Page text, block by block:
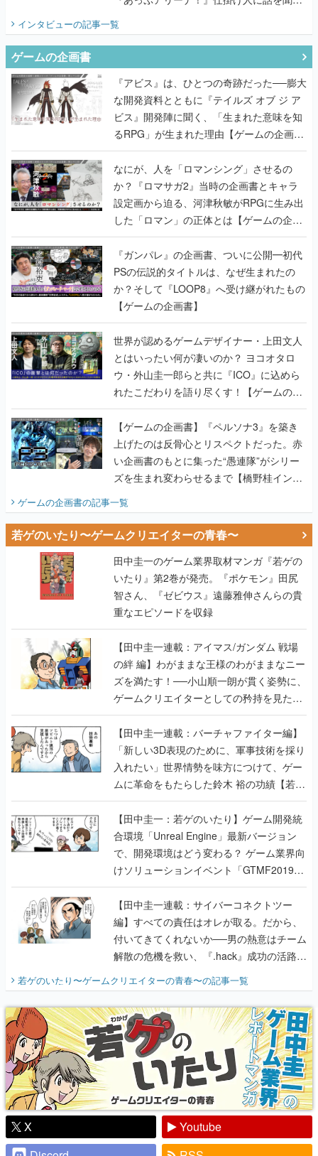
てみた
インタビューの記事一覧
ゲームの企画書
『アビス』は、ひとつの奇跡だった──膨大
な開発資料とともに『テイルズ オブ ジ ア
ビス』開発陣に聞く、「生まれた意味を知
るRPG」が生まれた理由【ゲームの企画
書】
なにが、人を「ロマンシング」させるの
か？『ロマサガ2』当時の企画書とキャラ
設定画から迫る、河津秋敏がRPGに生み出
した「ロマン」の正体とは【ゲームの企画
書】
『ガンパレ』の企画書、ついに公開━初代
PSの伝説的タイトルは、なぜ生まれたの
か？そして『LOOP8』へ受け継がれたもの
【ゲームの企画書】
世界が認めるゲームデザイナー・上田文人
とはいったい何が凄いのか？ ヨコオタロ
ウ・外山圭一郎らと共に『ICO』に込めら
れたこだわりを語り尽くす！【ゲームの企
画書】
【ゲームの企画書】『ペルソナ3』を築き
上げたのは反骨心とリスペクトだった。赤
い企画書のもとに集った“愚連隊”がシリー
ズを生まれ変わらせるまで【橋野桂インタ
ビュー】
ゲームの企画書の記事一覧
若ゲのいたり〜ゲームクリエイターの青春〜
田中圭一のゲーム業界取材マンガ『若ゲの
いたり』第2巻が発売。『ポケモン』田尻
智さん、『ゼビウス』遠藤雅伸さんらの貴
重なエピソードを収録
【田中圭一連載：アイマス/ガンダム 戦場
の絆 編】わがままな王様のわがままなニー
ズを満たす！──小山順一朗が貫く姿勢に、
ゲームクリエイターとしての矜持を見た
【若ゲのいたり最終回】
【田中圭一連載：バーチャファイター編】
「新しい3D表現のために、軍事技術を採り
入れたい」世界情勢を味方につけて、ゲー
ムに革命をもたらした鈴木 裕の功績【若ゲ
のいたり】
【田中圭一：若ゲのいたり】ゲーム開発統
合環境「Unreal Engine」最新バージョン
で、開発環境はどう変わる？ ゲーム業界向
けソリューションイベント「GTMF2019」
に行って、より理解を深めよう【PR】
【田中圭一連載：サイバーコネクトツー
編】すべての責任はオレが取る。だから、
付いてきてくれないか──男の熱意はチーム
解散の危機を救い、『.hack』成功の活路を
開く。業界の快男児・松山 洋に流れる血は
『少年ジャンプ』色だった【若ゲのいた
り】
若ゲのいたり〜ゲームクリエイターの青春〜の記事一覧
X
Youtube